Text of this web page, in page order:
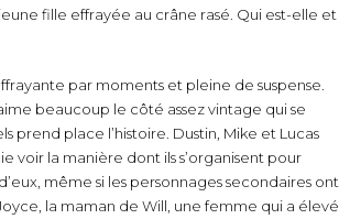
fille effrayée au crâne rasé. Qui est-elle et
par moments et pleine de suspense.
beaucoup le côté assez vintage qui se
prend place l’histoire. Dustin, Mike et Lucas
voir la manière dont ils s’organisent pour
même si les personnages secondaires ont
la maman de Will, une femme qui a élevé